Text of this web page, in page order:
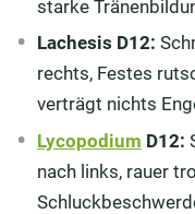
starke
Lachesis D12:
rechts, Festes
verträgt nichts
Lycopodium D12:
nach links, rauer